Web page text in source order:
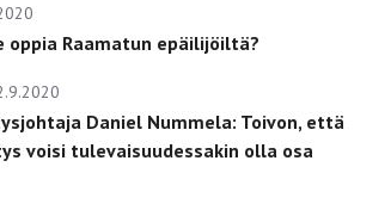
oppia Raamatun epäilijöiltä?
Daniel Nummela: Toivon, että
voisi tulevaisuudessakin olla osa